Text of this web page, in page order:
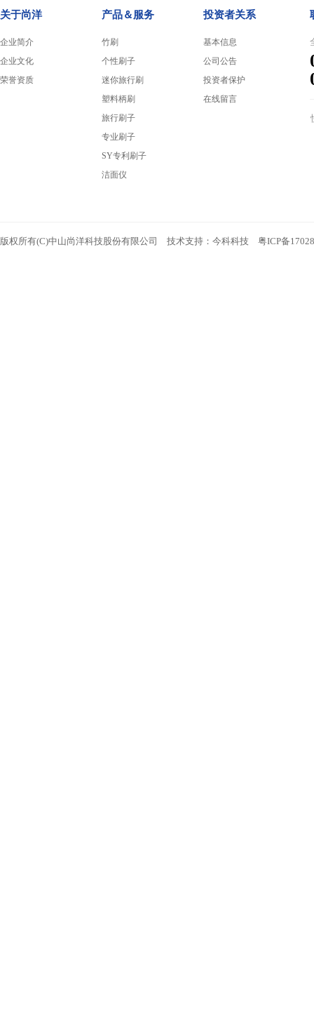
关于尚洋
企业简介
企业文化
荣誉资质
产品＆服务
竹刷
个性刷子
迷你旅行刷
塑料柄刷
旅行刷子
专业刷子
SY专利刷子
洁面仪
投资者关系
基本信息
公司公告
投资者保护
在线留言
版权所有(C)中山尚洋科技股份有限公司 技术支持： 今科科技 粤ICP备